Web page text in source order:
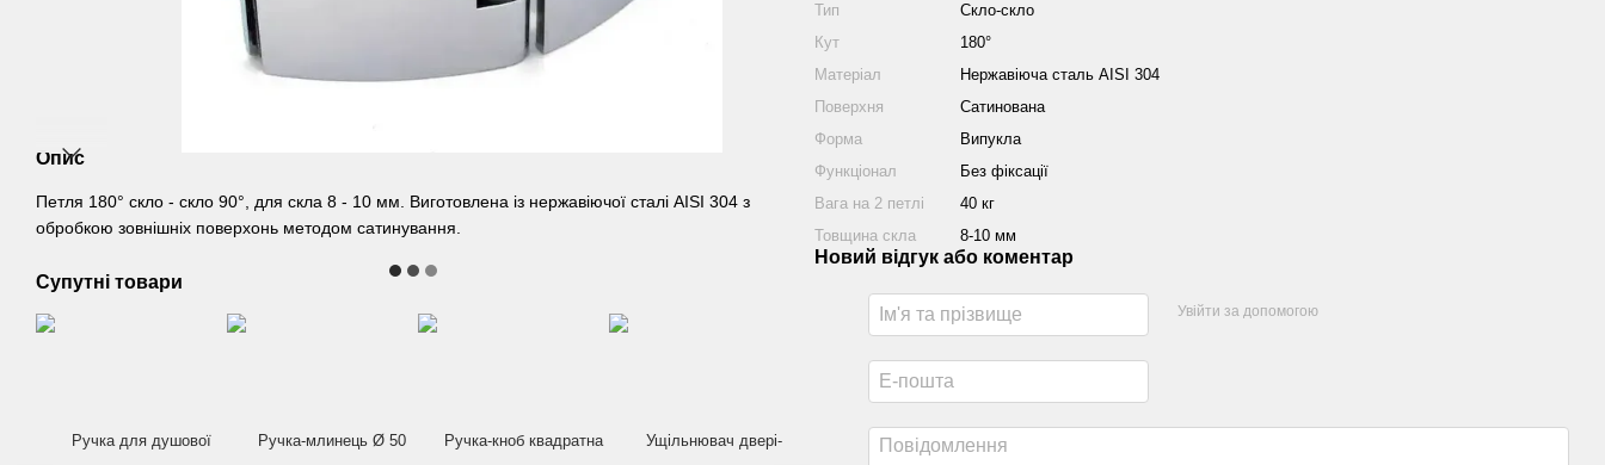
Опис
Петля 180° скло - скло 90°, для скла 8 - 10 мм. Виготовлена ​​із нержавіючої сталі AISI 304 з
обробкою зовнішніх поверхонь методом сатинування.
Супутні товари
Тип
Скло-скло
Кут
180°
Матеріал
Нержавіюча сталь AISI 304
Поверхня
Сатинована
Форма
Випукла
Функціонал
Без фіксації
Вага на 2 петлі
40 кг
Товщина скла
8-10 мм
Новий відгук або коментар
Увійти за допомогою